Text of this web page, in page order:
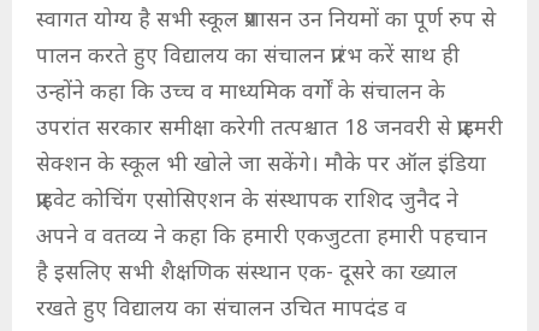
स्वागत योग्य है सभी स्कूल प्रशासन उन नियमों का पूर्ण रुप से
पालन करते हुए विद्यालय का संचालन प्रारंभ करें साथ ही
उन्होंने कहा कि उच्च व माध्यमिक वर्गों के संचालन के
उपरांत सरकार समीक्षा करेगी तत्पश्चात 18 जनवरी से प्राइमरी
सेक्शन के स्कूल भी खोले जा सकेंगे। मौके पर ऑल इंडिया
प्राइवेट कोचिंग एसोसिएशन के संस्थापक राशिद जुनैद ने
अपने व वतव्य ने कहा कि हमारी एकजुटता हमारी पहचान
है इसलिए सभी शैक्षणिक संस्थान एक- दूसरे का ख्याल
रखते हुए विद्यालय का संचालन उचित मापदंड व